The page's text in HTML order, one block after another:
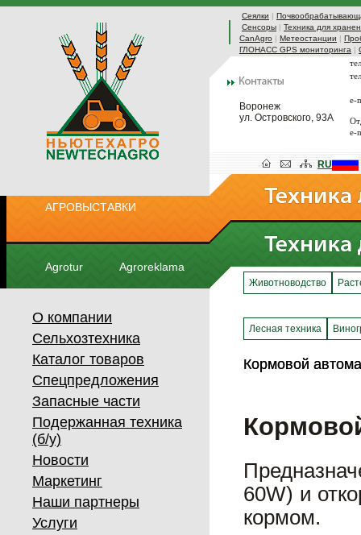
Сеялки |
Сенсоры | Техника для
CanAgro | Метеостанции |
ГЛОНАСС GPS мониторинга |
Воронеж
ул. Островского, 93А
e-
e-
АГРОВЫСТАВКИ
Agrotur Agroreklama
RU
О компании
Сельхозтехника
Каталог товаров
Спецпредложения
Запасные части
Подержанная техника
(б/у)
Новости
Маркетинг
Наши партнеры
Услуги
Животноводство
Лесная техника
Кормовой
Кормовой
60W) и
кормом.